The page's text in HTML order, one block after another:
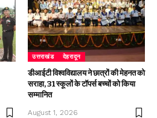
उत्तराखंड देहरादून
डीआईटी विश्वविद्यालय ने छात्रों की मेहनत को
सराहा, 31 स्कूलों के टॉपर्स बच्चों को किया
सम्मानित
August 1, 2026